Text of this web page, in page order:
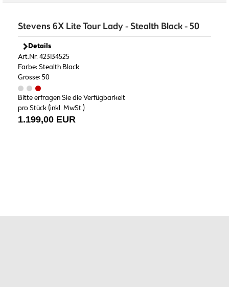
Stevens 6X Lite Tour Lady - Stealth Black - 50
Details
Art.Nr. 423134525
Farbe: Stealth Black
Grösse: 50
Bitte erfragen Sie die Verfügbarkeit
pro Stück (inkl. MwSt.)
1.199,00 EUR